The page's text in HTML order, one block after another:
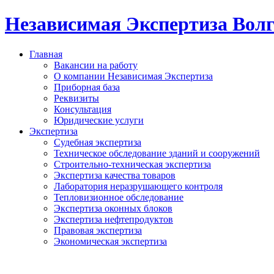
Независимая Экспертиза
Главная
Вакансии на работу
О компании Независимая Экспертиза
Приборная база
Реквизиты
Консультация
Юридические услуги
Экспертиза
Судебная экспертиза
Техническое обследование зданий и сооружений
Строительно-техническая экспертиза
Экспертиза качества товаров
Лаборатория неразрушающего контроля
Тепловизионное обследование
Экспертиза оконных блоков
Экспертиза нефтепродуктов
Правовая экспертиза
Экономическая экспертиза